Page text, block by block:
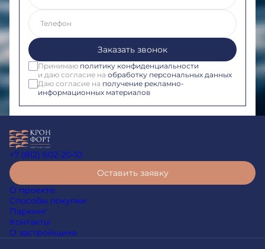
Телефон
Заказать звонок
Принимаю политику конфиденциальности
и даю согласие на обработку персональных данных
Даю согласие на получение рекламно-
информационных материалов
+7 (812) 602-20-10
Оставить заявку
О проекте
Способы покупки
Паркинг
Контакты
О застройщике